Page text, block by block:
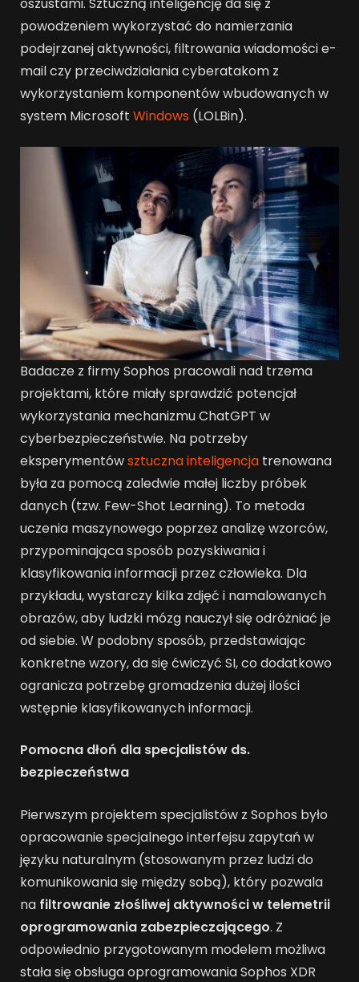
powodzeniem wykorzystać do namierzania
podejrzanej aktywności, filtrowania wiadomości e-
mail czy przeciwdziałania cyberatakom z
wykorzystaniem komponentów wbudowanych w
system Microsoft Windows (LOLBin).
Badacze z firmy Sophos pracowali nad trzema
projektami, które miały sprawdzić potencjał
wykorzystania mechanizmu ChatGPT w
cyberbezpieczeństwie. Na potrzeby
eksperymentówsztuczna inteligencja trenowana
była za pomocą zaledwie małej liczby próbek
danych (tzw. Few-Shot Learning). To metoda
uczenia maszynowego poprzez analizę wzorców,
przypominająca sposób pozyskiwania i
klasyfikowania informacji przez człowieka. Dla
przykładu, wystarczy kilka zdjęć i namalowanych
obrazów, aby ludzki mózg nauczył się odróżniać je
od siebie. W podobny sposób, przedstawiając
konkretne wzory, da się ćwiczyć SI, co dodatkowo
ogranicza potrzebę gromadzenia dużej ilości
wstępnie klasyfikowanych informacji.
Pomocna dłoń dla specjalistów ds.
bezpieczeństwa
Pierwszym projektem specjalistów z Sophos było
opracowanie specjalnego interfejsu zapytań w
języku naturalnym (stosowanym przez ludzi do
komunikowania się między sobą), który pozwala
na filtrowanie złośliwej aktywności w telemetrii
oprogramowania zabezpieczającego. Z
odpowiednio przygotowanym modelem możliwa
stała się obsługa oprogramowania Sophos XDR